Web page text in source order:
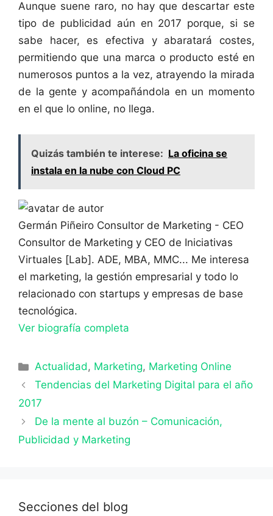
Aunque suene raro, no hay que descartar este
tipo de publicidad aún en 2017 porque, si se
sabe hacer, es efectiva y abaratará costes,
permitiendo que una marca o producto esté en
numerosos puntos a la vez, atrayendo la mirada
de la gente y acompañándola en un momento
en el que lo online, no llega.
Quizás también te interese: La oficina se
instala en la nube con Cloud PC
Germán Piñeiro Consultor de Marketing - CEO
Consultor de Marketing y CEO de Iniciativas
Virtuales [Lab]. ADE, MBA, MMC... Me interesa
el marketing, la gestión empresarial y todo lo
relacionado con startups y empresas de base
tecnológica.
Ver biografía completa
Categorías
Actualidad, Marketing, Marketing Online
Tendencias del Marketing Digital para el año
2017
De la mente al buzón – Comunicación,
Publicidad y Marketing
Secciones del blog